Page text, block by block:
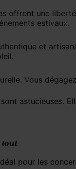
offrent une
estivaux.
et
Vous
astucieuses.
tout
pour les